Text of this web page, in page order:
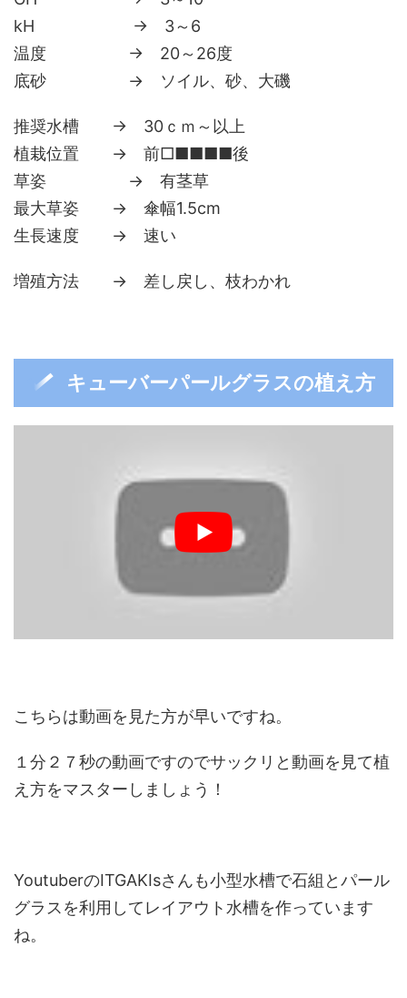
kH → 3～6
温度 → 20～26度
底砂 → ソイル、砂、大磯
推奨水槽 → 30ｃｍ～以上
植栽位置 → 前□■■■■後
草姿 → 有茎草
最大草姿 → 傘幅1.5cm
生長速度 → 速い
増殖方法 → 差し戻し、枝わかれ
キューバーパールグラスの植え方
こちらは動画を見た方が早いですね。
１分２７秒の動画ですのでサックリと動画を見て植
え方をマスターしましょう！
YoutuberのITGAKIsさんも小型水槽で石組とパール
グラスを利用してレイアウト水槽を作っています
ね。